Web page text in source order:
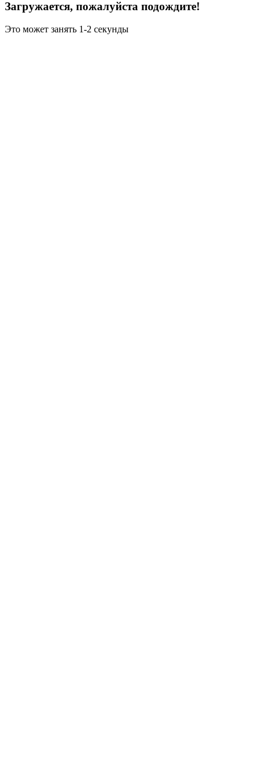
Загружается, пожалуйста подождите!
Это может занять 1-2 секунды